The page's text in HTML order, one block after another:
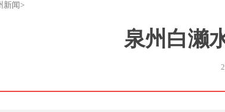
新闻>
泉州白濑